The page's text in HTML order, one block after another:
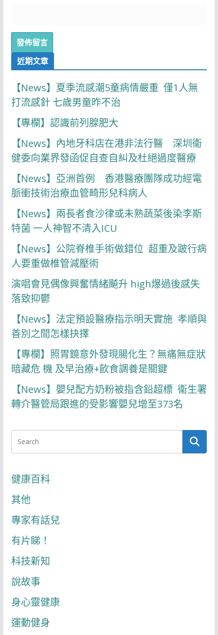
近期文章
【News】夏季流感潮5童病情嚴重 僅1人無
打流感針 七歲男童昨不治
【專欄】認識前列腺肥大
【News】內地牙科店在港非法行醫 深圳衞
健委向業界發函促自查自糾及杜絕過度醫療
【News】亞洲首例 香港醫療團隊成功經電
脈衝技術治療血管畸形兒科病人
【News】兩長者食沙律或未熟蔬菜後染李斯
特菌 一人神智不清入ICU
【News】公院脊椎手術做錯位 超重及跛行病
人要重做椎管減壓術
演唱會見偶像興奮情緒飇升 high爆過後感失
落致抑鬱
【News】法定預設醫療指示明天實施 孝順與
善別之間怎樣抉擇
【專欄】照胃鏡意外發現腸化生？無痛無症狀
暗藏危 機 及早治療+飲食調養是關鍵
【News】嬰兒配方奶粉被指含鉛超標 衞生署
轉介醫管局跟進的受影響嬰兒增至373名
健康百科
其他
專家有話兒
有片睇！
科技新知
說故事
身心靈健康
運動健身